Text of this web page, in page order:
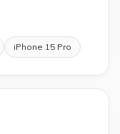
iPhone 15 Pro